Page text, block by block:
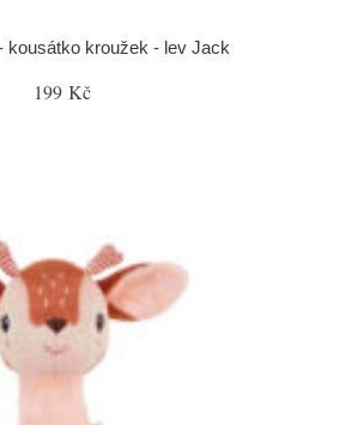
kousátko kroužek - lev Jack
199 Kč